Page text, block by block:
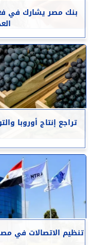
بنك مصر يشارك في
تراجع إنتاج أوروبا